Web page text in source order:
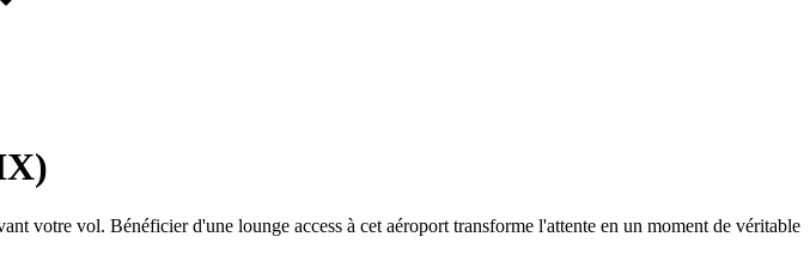
votre vol. Bénéficier d'une lounge access à cet aéroport transforme l'attente en un moment de véritable